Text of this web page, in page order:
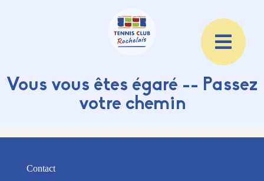
Vous vous êtes égaré -- Passez
votre chemin
Contact